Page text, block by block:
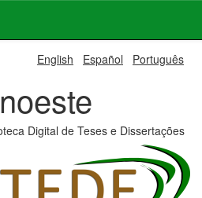
English Español Português
Digital de Teses e Dissertações